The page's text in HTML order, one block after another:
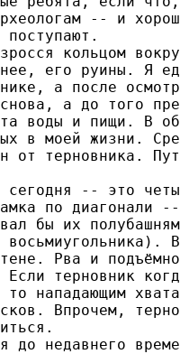
-- и
кольцом
его руины. Я
а после
снова, а до того
воды и пищи. В
в моей жизни.
от терновника.
сегодня -- это
по диагонали
бы их
восьмиугольника).
Рва и
Если терновник
нападающим
Впрочем,
до недавнего